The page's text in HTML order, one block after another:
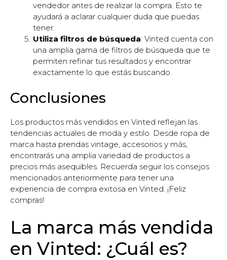
vendedor antes de realizar la compra. Esto te
ayudará a aclarar cualquier duda que puedas
tener.
Utiliza filtros de búsqueda: Vinted cuenta con
una amplia gama de filtros de búsqueda que te
permiten refinar tus resultados y encontrar
exactamente lo que estás buscando.
Conclusiones
Los productos más vendidos en Vinted reflejan las
tendencias actuales de moda y estilo. Desde ropa de
marca hasta prendas vintage, accesorios y más,
encontrarás una amplia variedad de productos a
precios más asequibles. Recuerda seguir los consejos
mencionados anteriormente para tener una
experiencia de compra exitosa en Vinted. ¡Feliz
compras!
La marca más vendida
en Vinted: ¿Cuál es?